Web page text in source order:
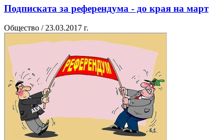
Подписката за референдума - до края на март
Общество / 23.03.2017 г.